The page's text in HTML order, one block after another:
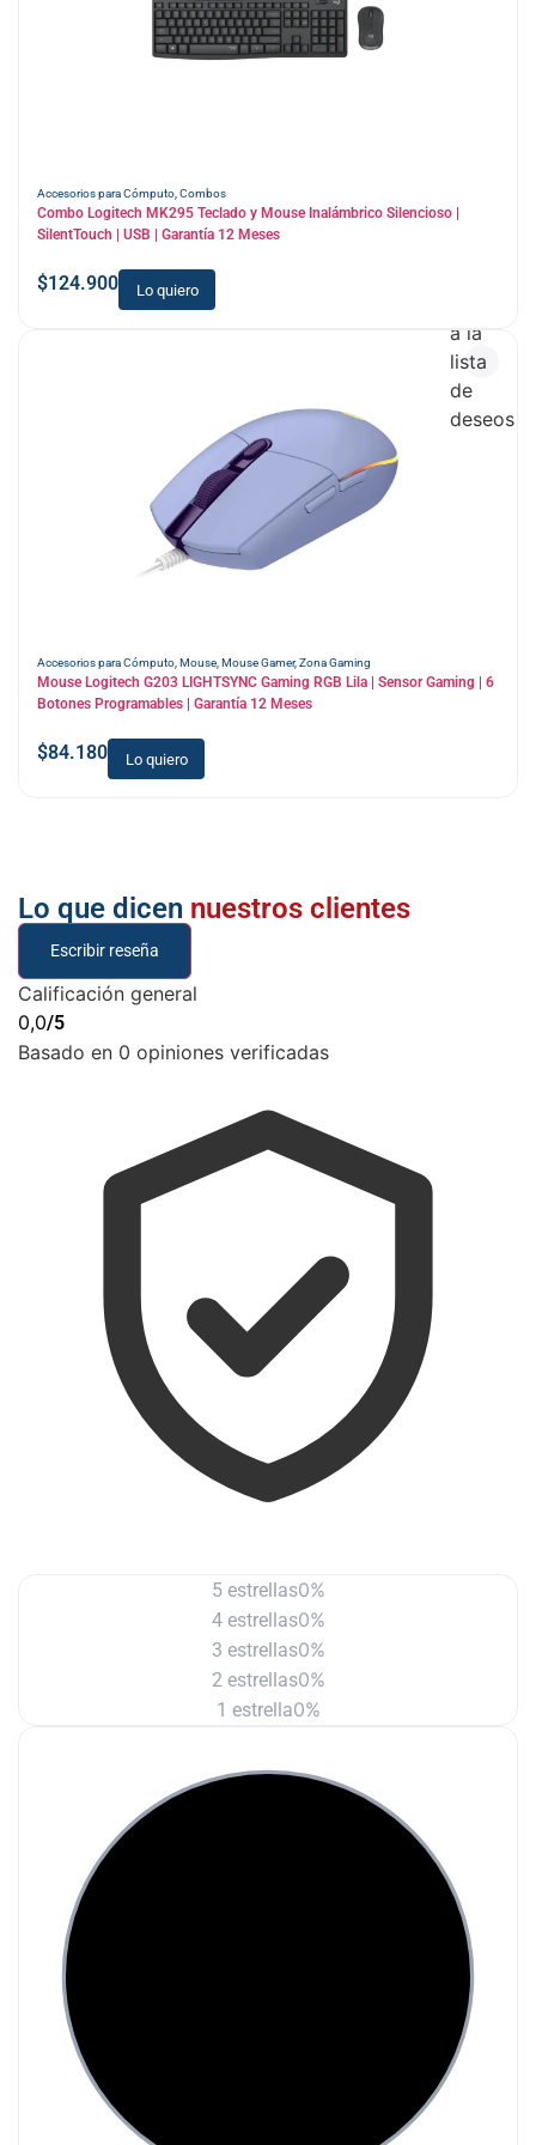
Accesorios para Cómputo,Combos
Combo Logitech MK295 Teclado y Mouse Inalámbrico Silencioso |
SilentTouch | USB | Garantía 12 Meses
$124.900 Lo quiero
Accesorios para Cómputo, Mouse, Mouse Gamer,Zona Gaming
Mouse Logitech G203 LIGHTSYNC Gaming RGB Lila | Sensor Gaming | 6
Botones Programables | Garantía 12 Meses
$84.180 Lo quiero
a la
lista
de
deseos
Lo que dicen nuestros clientes
Escribir reseña
Calificación general
0,0/5
Basado en 0 opiniones verificadas
5 estrellas0%
4 estrellas0%
3 estrellas0%
2 estrellas0%
1 estrella0%